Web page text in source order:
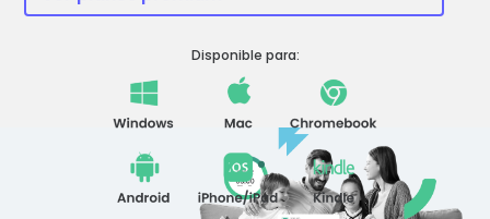
familiares
Disponible para: